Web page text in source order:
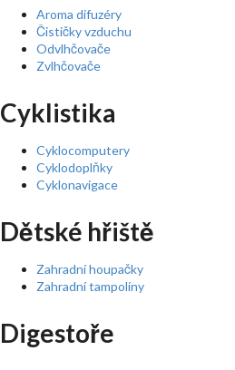
Aroma difuzéry
Čističky vzduchu
Odvlhčovače
Zvlhčovače
Cyklistika
Cyklocomputery
Cyklodoplňky
Cyklonavigace
Dětské hřiště
Zahradní houpačky
Zahradní tampolíny
Digestoře